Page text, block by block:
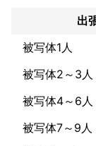
●プロフィール写
ィションなど
・誕生日、お宮
●スクールフォト
日常保育、遠足
出
被写体1人
被写体2～3人
被写体4～6人
被写体7～9人